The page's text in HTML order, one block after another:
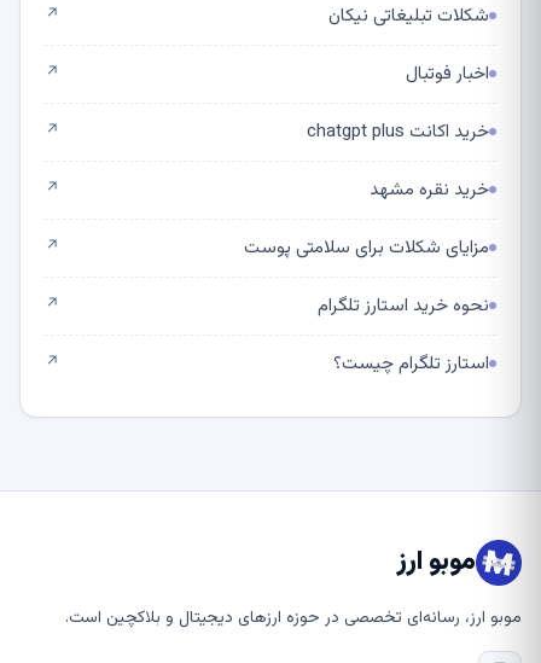
شکلات تبلیغاتی نیکان ↗
اخبار فوتبال ↗
خرید اکانت chatgpt plus ↗
خرید نقره مشهد ↗
مزایای شکلات برای سلامتی پوست ↗
نحوه خرید استارز تلگرام ↗
استارز تلگرام چیست؟ ↗
موبو ارز
موبو ارز، رسانه‌ای تخصصی در حوزه ارزهای دیجیتال و بلاکچین است.